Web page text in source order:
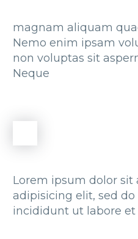
magnam aliquam
Nemo enim ipsam
non voluptas sit
Neque
Lorem ipsum dolor sit
adipisicing elit, sed
incididunt ut labore